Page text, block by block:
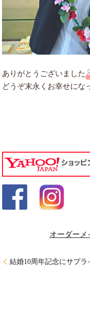
ありがとうございました
どうぞ末永くお幸せにな
ミル
オーダーメ
結婚10周年記念にサプ